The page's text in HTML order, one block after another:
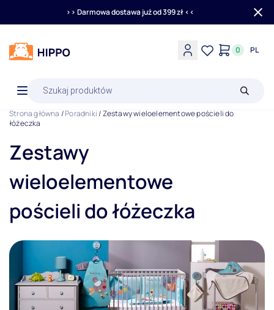
>> Darmowa dostawa już od 399 zł <<
0 PL
produktów
Strona główna /Poradniki/ Zestawy wieloelementowe pościeli do
łóżeczka
Zestawy
wieloelementowe
pościeli do łóżeczka